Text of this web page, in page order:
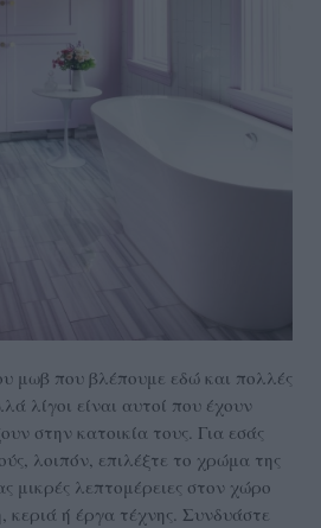
μωβ που βλέπουμε εδώ και πολλές
λίγοι είναι αυτοί που έχουν
στην κατοικία τους. Για εσάς
λοιπόν, επιλέξτε το χρώμα της
μικρές λεπτομέρειες στον χώρο
ή έργα τέχνης. Συνδυάστε